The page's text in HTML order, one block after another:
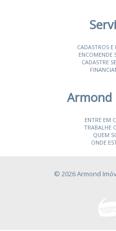
CADASTROS E
ENCOMENDE
CADASTRE
Armond
ENTRE EM
TRABALHE
QUEM
ONDE
© 2026 Armond